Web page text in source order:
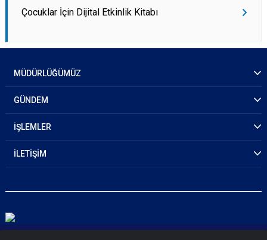
Çocuklar İçin Dijital Etkinlik Kitabı
MÜDÜRLÜĞÜMÜZ
GÜNDEM
İŞLEMLER
İLETİŞİM